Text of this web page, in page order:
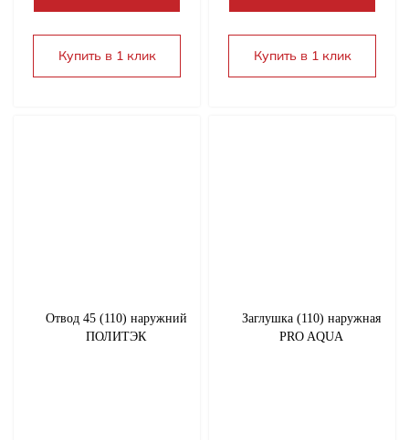
Купить в 1 клик Купить в 1 клик
Отвод 45 (110) наружний
ПОЛИТЭК
Заглушка (110) наружная
PRO AQUA